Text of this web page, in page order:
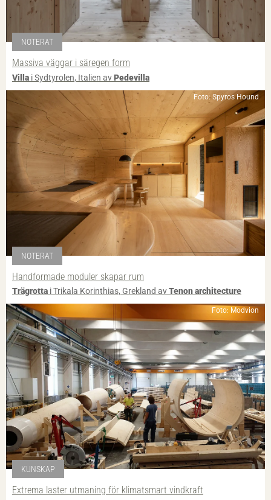
NOTERAT
Massiva väggar i säregen form
Villa i Sydtyrolen, Italien avPedevilla
Foto: Spyros Hound
NOTERAT
Handformade moduler skapar rum
Trägrotta i Trikala Korinthias, Grekland avTenon architecture
Foto: Modvion
KUNSKAP
Extrema laster utmaning för klimatsmart vindkraft